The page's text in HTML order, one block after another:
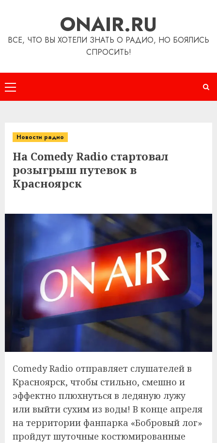
ONAIR.RU
ВСЕ, ЧТО ВЫ ХОТЕЛИ ЗНАТЬ О РАДИО, НО БОЯЛИСЬ
СПРОСИТЬ!
Основное
меню
Новости радио
На Comedy Radio стартовал
розыгрыш путевок в
Красноярск
Comedy Radio отправляет слушателей в
Красноярск, чтобы стильно, смешно и
эффектно плюхнуться в ледяную лужу
или выйти сухим из воды! В конце апреля
на территории фанпарка «Бобровый лог»
пройдут шуточные костюмированные